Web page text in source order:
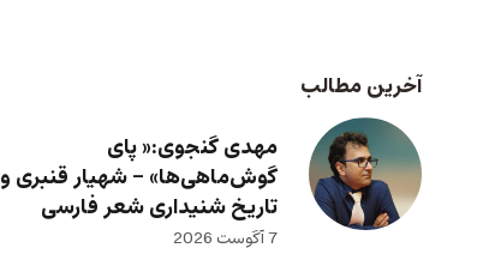
آخرین مطالب
مهدی گنجوی:« پای
گوش‌ماهی‌ها» – شهیار قنبری و
تاریخ شنیداری شعر فارسی
7 آگوست 2026